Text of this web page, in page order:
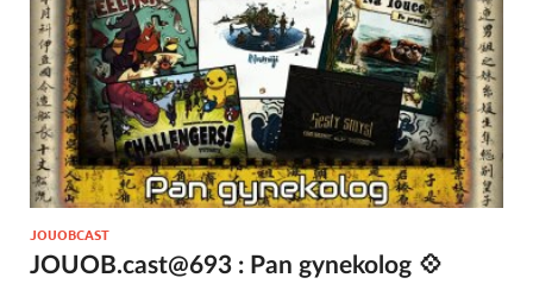
JOUOBCAST
JOUOB.cast@693 : Pan gynekolog 💠